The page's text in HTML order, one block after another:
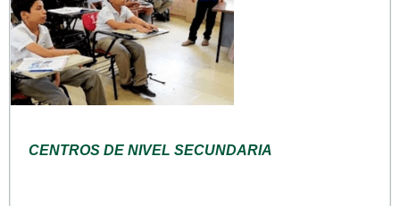
CENTROS DE NIVEL SECUNDARIA